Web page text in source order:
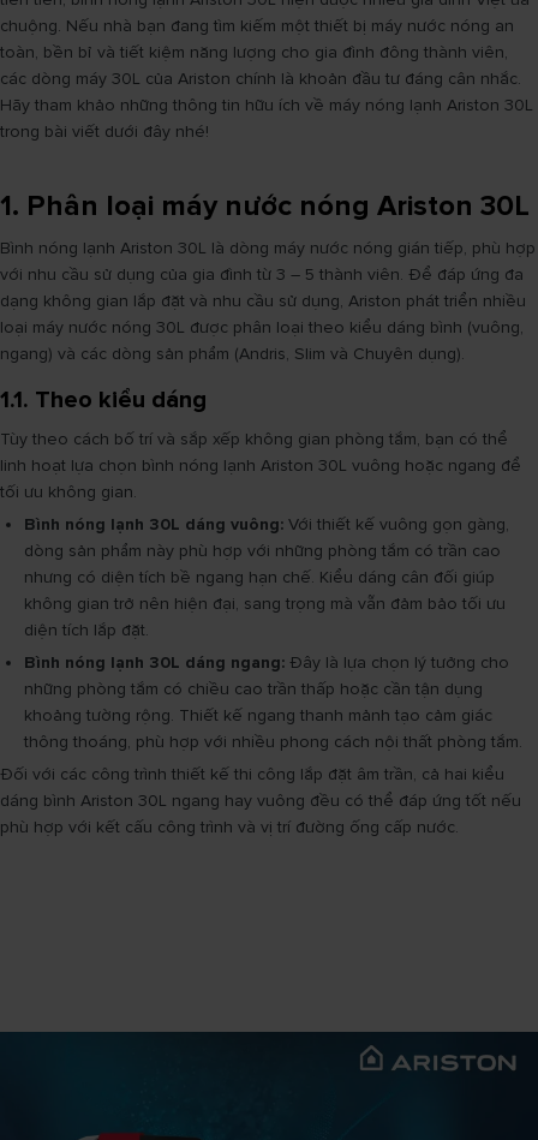
chuộng. Nếu nhà bạn đang tìm kiếm một thiết bị máy nước nóng an
toàn, bền bỉ và tiết kiệm năng lượng cho gia đình đông thành viên,
các dòng máy 30L của Ariston chính là khoản đầu tư đáng cân nhắc.
Hãy tham khảo những thông tin hữu ích về máy nóng lạnh Ariston 30L
trong bài viết dưới đây nhé!
1. Phân loại máy nước nóng Ariston 30L
Bình nóng lạnh Ariston 30L là dòng máy nước nóng gián tiếp, phù hợp
với nhu cầu sử dụng của gia đình từ 3 – 5 thành viên. Để đáp ứng đa
dạng không gian lắp đặt và nhu cầu sử dụng, Ariston phát triển nhiều
loại máy nước nóng 30L được phân loại theo kiểu dáng bình (vuông,
ngang) và các dòng sản phẩm (Andris, Slim và Chuyên dụng).
1.1. Theo kiểu dáng
Tùy theo cách bố trí và sắp xếp không gian phòng tắm, bạn có thể
linh hoạt lựa chọn bình nóng lạnh Ariston 30L vuông hoặc ngang để
tối ưu không gian.
Bình nóng lạnh 30L dáng vuông: Với thiết kế vuông gọn gàng,
dòng sản phẩm này phù hợp với những phòng tắm có trần cao
nhưng có diện tích bề ngang hạn chế. Kiểu dáng cân đối giúp
không gian trở nên hiện đại, sang trọng mà vẫn đảm bảo tối ưu
diện tích lắp đặt.
Bình nóng lạnh 30L dáng ngang: Đây là lựa chọn lý tưởng cho
những phòng tắm có chiều cao trần thấp hoặc cần tận dụng
khoảng tường rộng. Thiết kế ngang thanh mảnh tạo cảm giác
thông thoáng, phù hợp với nhiều phong cách nội thất phòng tắm.
Đối với các công trình thiết kế thi công lắp đặt âm trần, cả hai kiểu
dáng bình Ariston 30L ngang hay vuông đều có thể đáp ứng tốt nếu
phù hợp với kết cấu công trình và vị trí đường ống cấp nước.